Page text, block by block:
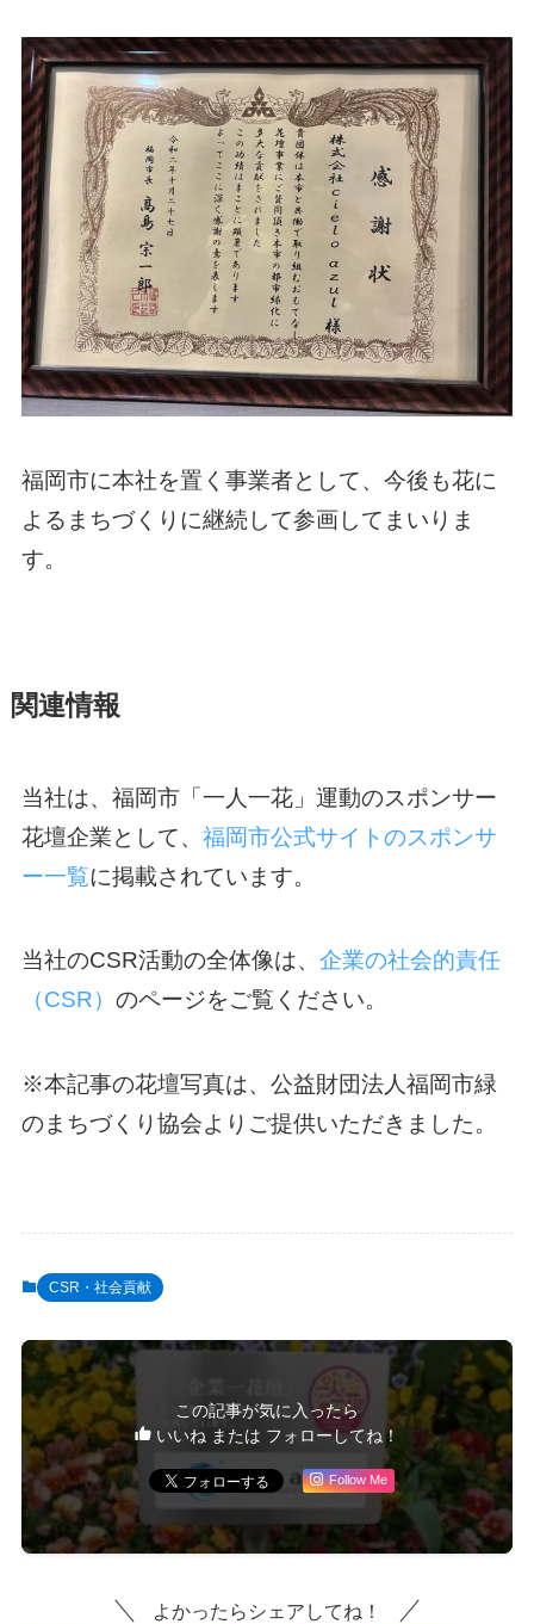
福岡市に本社を置く事業者として、今後も花に
よるまちづくりに継続して参画してまいりま
す。
関連情報
当社は、福岡市「一人一花」運動のスポンサー
花壇企業として、 福岡市公式サイトのスポンサ
ー一覧に掲載されています。
当社のCSR活動の全体像は、 企業の社会的責任
（CSR） のページをご覧ください。
※本記事の花壇写真は、公益財団法人福岡市緑
のまちづくり協会よりご提供いただきました。
CSR・社会貢献
この記事が気に入ったら
いいね または フォローしてね！
Follow Me
よかったらシェアしてね！